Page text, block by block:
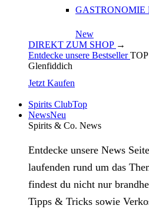
GASTRONOMIE
New
DIREKT ZUM SHOP →
Entdecke unsere BestsellerTOP
Glenfiddich
Jetzt Kaufen
Spirits ClubTop
NewsNeu
Spirits & Co. News
Entdecke unsere News
laufenden rund um das
findest du nicht nur
Tipps & Tricks sowie